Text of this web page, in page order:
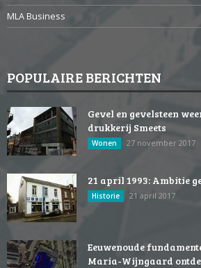
MLA Business
POPULAIRE BERICHTEN
Gevel en gevelsteen
drukkerij Smeets
Wonen 27 november 2017
21 april 1993: Ambitie
Historie 21 april 2017
Eeuwenoude
Maria-Wijngaard